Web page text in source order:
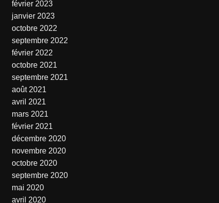
février 2023
janvier 2023
octobre 2022
septembre 2022
février 2022
octobre 2021
septembre 2021
août 2021
avril 2021
mars 2021
février 2021
décembre 2020
novembre 2020
octobre 2020
septembre 2020
mai 2020
avril 2020